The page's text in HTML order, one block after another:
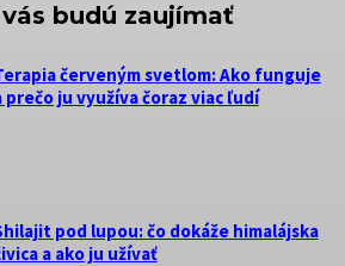
budú zaujímať
červeným svetlom: Ako funguje
prečo ju využíva čoraz viac ľudí
pod lupou: čo dokáže himalájska
a ako ju užívať